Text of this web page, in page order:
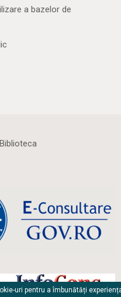
a bazelor de
uri pentru a îmbunătăți